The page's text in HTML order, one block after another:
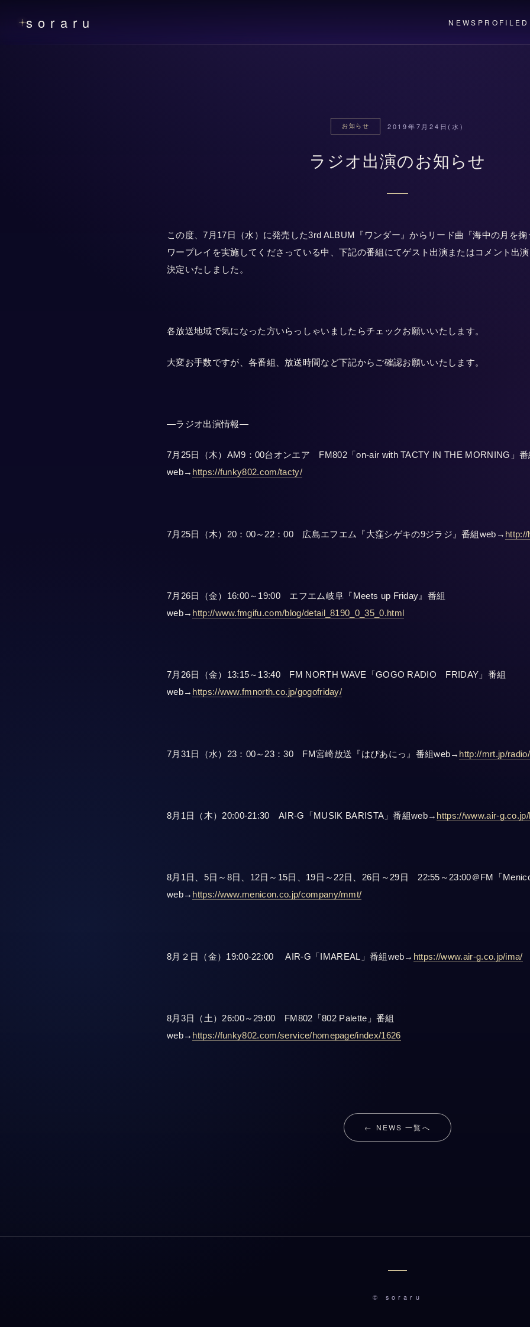
soraru NEWS PROFILE
お知らせ 2019年7月24日(水)
ラジオ出演のお知らせ
この度、7月17日（水）に発売した3rd ALBUM『ワンダー』からリード曲『海中の月を
ワープレイを実施してくださっている中、下記の番組にてゲスト出演またはコメント出
決定いたしました。
各放送地域で気になった方いらっしゃいましたらチェックお願いいたします。
大変お手数ですが、各番組、放送時間など下記からご確認お願いいたします。
—ラジオ出演情報—
7月25日（木）AM9：00台オンエア FM802「on-air with TACTY IN THE MORNING」番
web→ https://funky802.com/tacty/
7月25日（木）20：00～22：00 広島エフエム『大窪シゲキの9ジラジ』番組web→
7月26日（金）16:00～19:00 エフエム岐阜『Meets up Friday』番組
web→ http://www.fmgifu.com/blog/detail_8190_0_35_0.html
7月26日（金）13:15～13:40 FM NORTH WAVE「GOGO RADIO FRIDAY」番組
web→ https://www.fmnorth.co.jp/gogofriday/
7月31日（水）23：00～23：30 FM宮崎放送『はぴあにっ』番組web→ http://mrt.jp/
8月1日（木）20:00-21:30 AIR-G「MUSIK BARISTA」番組web→ https://www.air-
8月1日、5日～8日、12日～15日、19日～22日、26日～29日 22:55～23:00＠FM「
web→ https://www.menicon.co.jp/company/mmt/
8月２日（金）19:00-22:00 AIR-G「IMAREAL」番組web→ https://www.air-g.co.jp/ima/
8月3日（土）26:00～29:00 FM802「802 Palette」番組
web→ https://funky802.com/service/homepage/index/1626
← NEWS 一覧へ
© soraru